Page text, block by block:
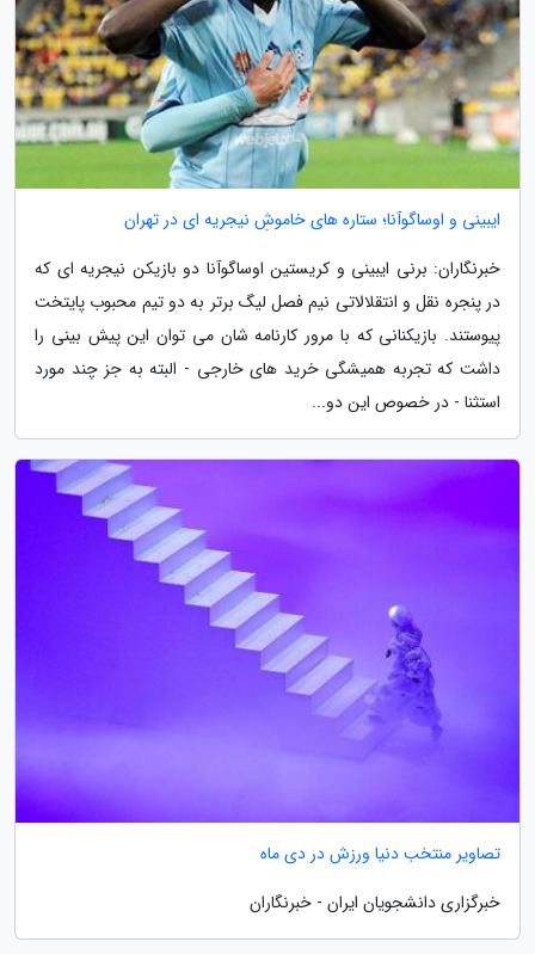
ایبینی و اوساگوآنا؛ ستاره های خاموشِ نیجریه ای در تهران
خبرنگاران: برنی ایبینی و کریستین اوساگوآنا دو بازیکن نیجریه ای که
در پنجره نقل و انتقلالاتی نیم فصل لیگ برتر به دو تیم محبوب پایتخت
پیوستند. بازیکنانی که با مرور کارنامه شان می توان این پیش بینی را
داشت که تجربه همیشگی خرید های خارجی - البته به جز چند مورد
استثنا - در خصوص این دو...
تصاویر منتخب دنیا ورزش در دی ماه
خبرگزاری دانشجویان ایران - خبرنگاران